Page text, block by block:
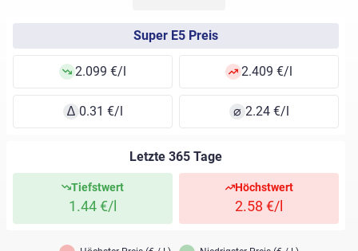
Super E5 Preis
2.099 €/l 2.409 €/l
∆ 0.31 €/l ⌀ 2.24 €/l
Letzte 365 Tage
Tiefstwert
1.44 €/l
Höchstwert
2.58 €/l